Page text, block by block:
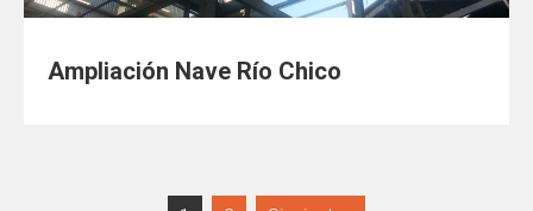
Ampliación Nave Río Chico